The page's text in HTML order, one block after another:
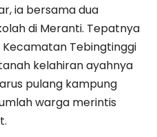
ia bersama dua
di Meranti. Tepatnya
Kecamatan Tebingtinggi
kelahiran ayahnya
pulang kampung
warga merintis